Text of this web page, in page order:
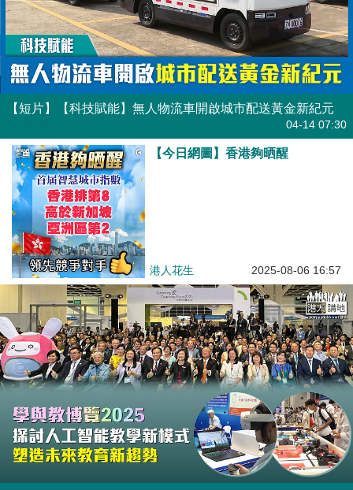
【短片】【科技賦能】無人物流車開啟城市配送黃金新紀元
04-14 07:30
【今日網圖】香港夠晒醒
港人花生 2025-08-06 16:57